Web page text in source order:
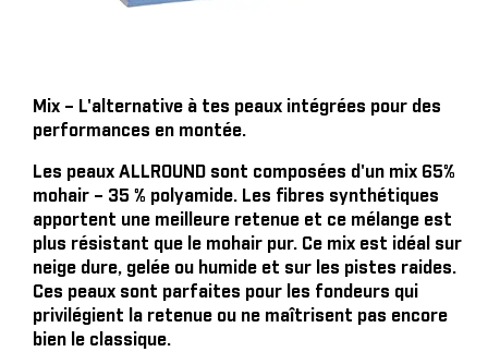
Mix – L'alternative à tes peaux intégrées pour des
performances en montée.
Les peaux ALLROUND sont composées d'un mix 65%
mohair – 35 % polyamide. Les fibres synthétiques
apportent une meilleure retenue et ce mélange est
plus résistant que le mohair pur. Ce mix est idéal sur
neige dure, gelée ou humide et sur les pistes raides.
Ces peaux sont parfaites pour les fondeurs qui
privilégient la retenue ou ne maîtrisent pas encore
bien le classique.